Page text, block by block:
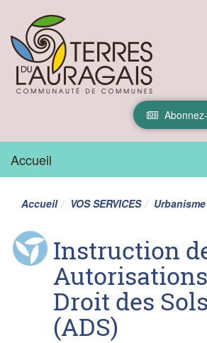
Accueil
Accueil VOS SERVICES
Instruction
Droit des Sols
(ADS)